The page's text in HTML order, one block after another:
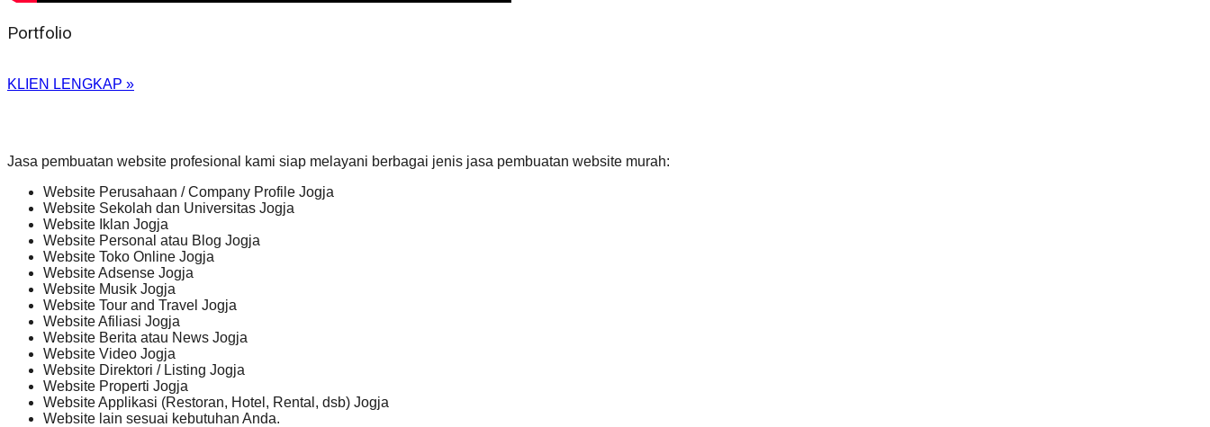
Portfolio
KLIEN LENGKAP »
Jasa pembuatan website profesional kami siap melayani berbagai jenis jasa pembuatan website murah:
Website Perusahaan / Company Profile Jogja
Website Sekolah dan Universitas Jogja
Website Iklan Jogja
Website Personal atau Blog Jogja
Website Toko Online Jogja
Website Adsense Jogja
Website Musik Jogja
Website Tour and Travel Jogja
Website Afiliasi Jogja
Website Berita atau News Jogja
Website Video Jogja
Website Direktori / Listing Jogja
Website Properti Jogja
Website Applikasi (Restoran, Hotel, Rental, dsb) Jogja
Website lain sesuai kebutuhan Anda.